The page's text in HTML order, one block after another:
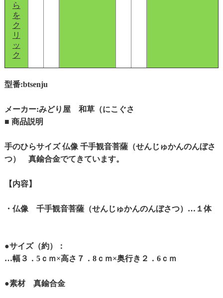
ら
を
ク
リ
ッ
ク
型番:btsenju
メーカー:みどり屋 和草（にこぐさ
■ 商品説明
手のひらサイズ 仏像 千手観音菩薩（せんじゅかんのんぼさ
つ） 真鍮合金でてきています。
【内容】
・仏像 千手観音菩薩（せんじゅかんのんぼさつ）…１体
●サイズ（約）：
…幅３．5ｃｍ×高さ７．8ｃｍ×奥行き２．6ｃｍ
●素材 真鍮合金